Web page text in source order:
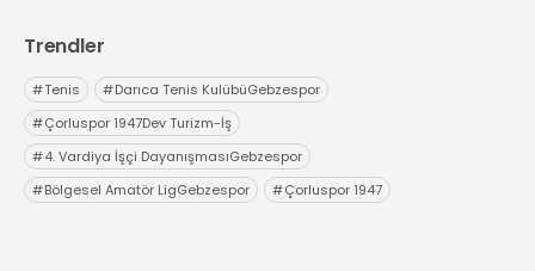
Trendler
#Tenis #Darıca Tenis KulübüGebzespor
#Çorluspor 1947Dev Turizm-İş
#4. Vardiya İşçi DayanışmasıGebzespor
#Bölgesel Amatör LigGebzespor #Çorluspor 1947